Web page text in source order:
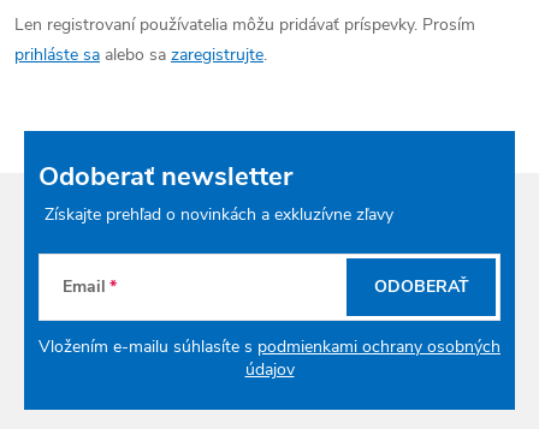
Len registrovaní používatelia môžu pridávať príspevky. Prosím
prihláste sa alebo sa zaregistrujte.
Odoberať newsletter
Získajte prehľad o novinkách a exkluzívne zľavy
Email
Vložením e-mailu súhlasíte s podmienkami ochrany osobných
údajov
ODOBERAŤ